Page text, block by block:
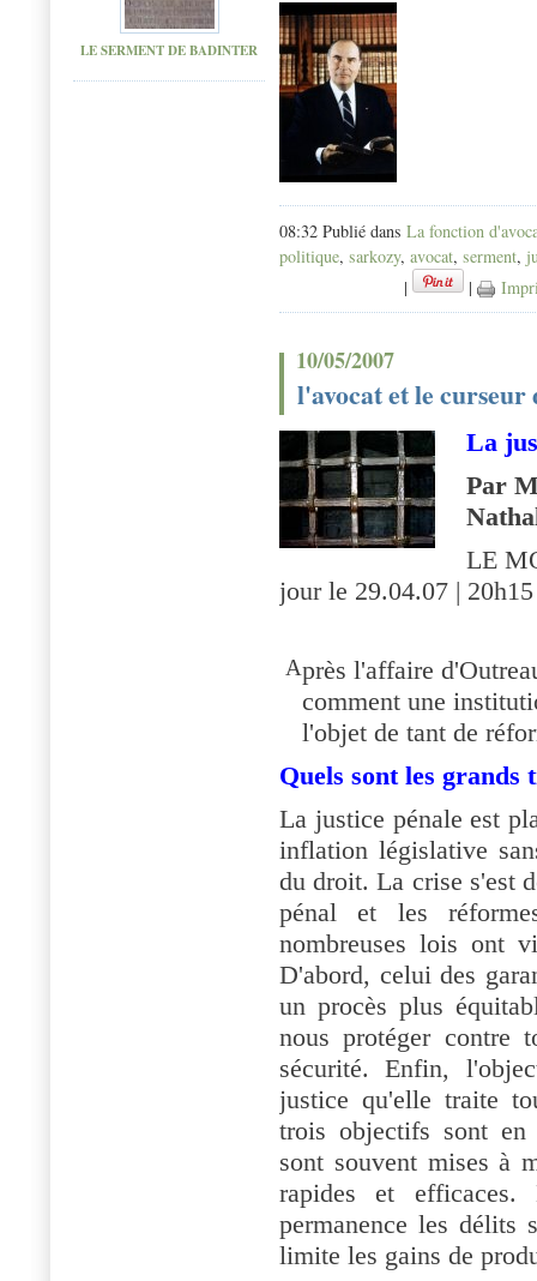
LE SERMENT DE BADINTER
08:32 Publié dans La fonction
politique, sarkozy, avocat, serment,
|
|
10/05/2007
l'avocat et le curseur
La
Par
LE
jour le 29.04.07 | 20h15
Après l'affaire
comment une
l'objet de tant de
Quels sont les grands
La justice pénale est
inflation législative
du droit. La crise s'est
pénal et les
nombreuses lois ont
D'abord, celui des
un procès plus
nous protéger contre
sécurité. Enfin,
justice qu'elle traite
trois objectifs sont en
sont souvent mises à
rapides et efficaces.
permanence les délits
limite les gains de